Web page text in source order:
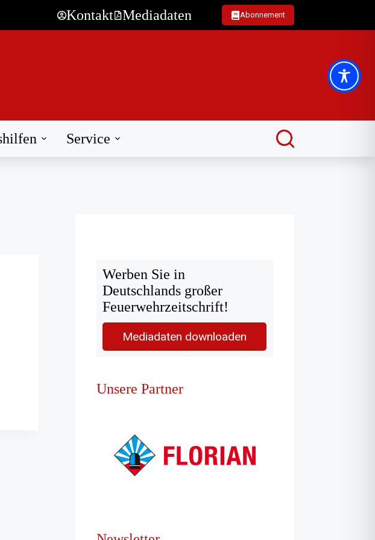
Kontakt Mediadaten Abonnement
Service
Werben Sie in
Deutschlands großer
Feuerwehrzeitschrift!
Mediadaten downloaden
Unsere Partner